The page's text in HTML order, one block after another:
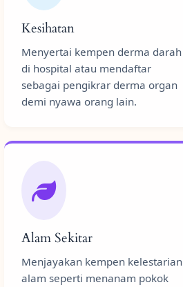
Kesihatan
Menyertai kempen derma darah
di hospital atau mendaftar
sebagai pengikrar derma organ
demi nyawa orang lain.
Alam Sekitar
Menjayakan kempen kelestarian
alam seperti menanam pokok